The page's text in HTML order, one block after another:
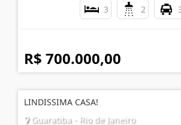
3 2
R$ 700.000,00
LINDISSIMA CASA!
Guaratiba - Rio de Janeiro